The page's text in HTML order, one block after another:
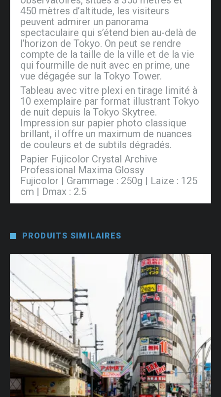
450 mètres d’altitude, les visiteurs
peuvent admirer un panorama
spectaculaire qui s’étend bien au-delà de
l’horizon de Tokyo. On peut se rendre
compte de la taille de la ville et de la vie
qui fourmille de nuit avec en prime, une
vue dégagée sur la Tokyo Tower.
Tableau avec vitre plexi en tirage limité à
10 exemplaire par format illustrant Tokyo
de nuit depuis la Tokyo Skytree.
Impression sur papier photo classique
brillant, il offre un maximum de nuances
de couleurs et de subtils dégradés.
Papier Fujicolor Crystal Archive
Professional Maxima Glossy
Fujicolor | Grammage : 250g | Laize : 125
cm | Dmax : 2.5
PRODUITS SIMILAIRES